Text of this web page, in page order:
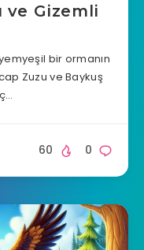
ve Gizemli
bir ormanın
Zuzu ve Baykuş
0
60